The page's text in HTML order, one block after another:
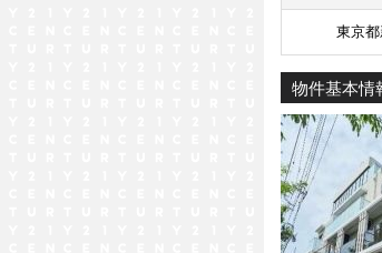
東京
物件基本情